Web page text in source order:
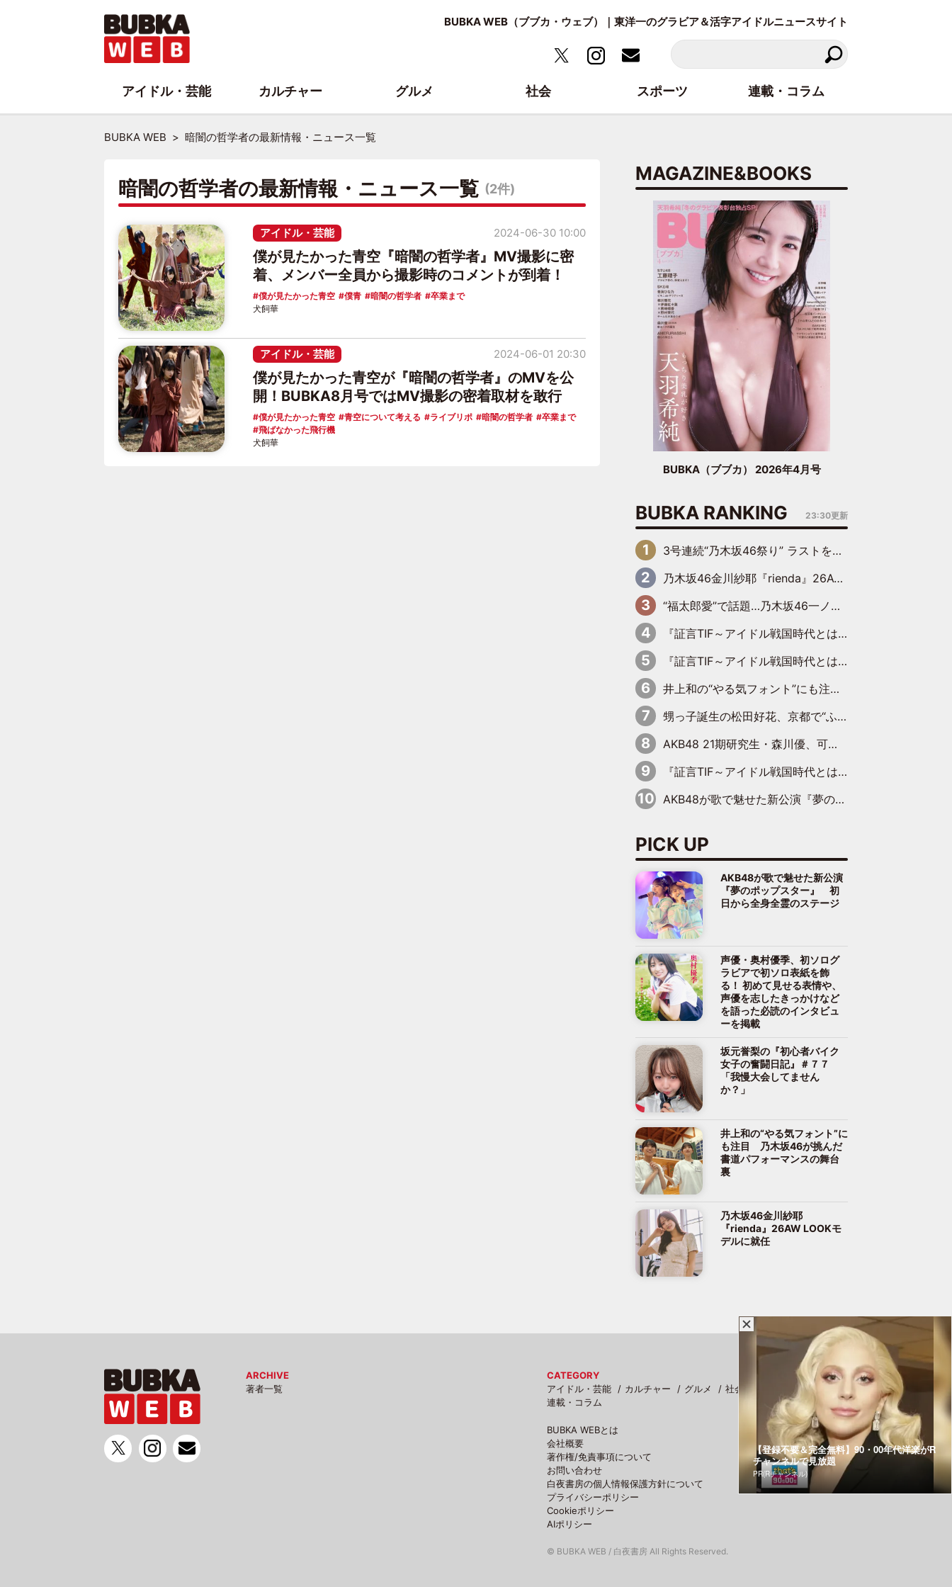
BUBKA WEB（ブブカ・ウェブ）｜東洋一のグラビア＆活字アイドルニュースサイト
BUBKA WEB 暗闇の哲学者の最新情報・ニュース一覧
暗闇の哲学者の最新情報・ニュース一覧 (2件)
アイドル・芸能
僕が見たかった青空『暗闇の哲学者』MV撮影に密
着、メンバー全員から撮影時のコメントが到着！
僕が見たかった青空 僕青 暗闇の哲学者 卒業まで
2024-06-30 10:00
犬飼華
アイドル・芸能
僕が見たかった青空が『暗闇の哲学者』のMVを公
開！BUBKA8月号ではMV撮影の密着取材を敢行
僕が見たかった青空 青空について考える ライブリポ 暗闇の哲学者
卒業まで
飛ばなかった飛行機
2024-06-01 20:30
犬飼華
MAGAZINE&BOOKS
BUBKA（ブブカ） 2026年4月号
BUBKA RANKING 23:30更新
3号連続“乃木坂46祭り” ラストを飾るのは賀喜遥香…5年ぶりの登場に「5年分大人になった私を見ていただけたら」
乃木坂46金川紗耶『rienda』26AW LOOKモデルに就任
“福太郎愛”で話題…乃木坂46一ノ瀬美空、地元福岡『めんべい25周年トップサポーター』に就任
『証言TIF～アイドル戦国時代とはなんだったのか～』第6回：でんぱ組.inc・古川未鈴×相沢梨紗「『ハロプロやりたかったな』って言ったら、夢眠ねむさんに『てめえはでんぱ組．incなんだよ！』って肩パンされて(笑)」
『証言TIF～アイドル戦国時代とはなんだったのか～』第11回：私立恵比寿中学・真山りか×安本彩花「TIFで10年ぶりのキョンシーメイクをしたら、場を完全に引かせてしまって。時代が変わったんだなって」
井上和の“やる気フォント”にも注目 乃木坂46が挑んだ書道パフォーマンスの舞台裏
甥っ子誕生の松田好花、京都で“ふたつの家族”をはしご！ “母”黒谷友香に見送られ、“父”松岡昌宏とはハシゴ酒
AKB48 21期研究生・森川優、可愛さもある大人の女性に
『証言TIF～アイドル戦国時代とはなんだったのか～』第10回：さくら学院・武藤彩未×飯田らうら「正直、中3で辞めるというのを信じてなくて。そう言われてはいたけど、嘘でしょって」
AKB48が歌で魅せた新公演『夢のポップスター』 初日から全身全霊のステージ
PICK UP
AKB48が歌で魅せた新公演
『夢のポップスター』 初
日から全身全霊のステージ
声優・奥村優季、初ソログ
ラビアで初ソロ表紙を飾
る！ 初めて見せる表情や、
声優を志したきっかけなど
を語った必読のインタビュ
ーを掲載
坂元誉梨の『初心者バイク
女子の奮闘日記』＃７７
「我慢大会してません
か？」
井上和の“やる気フォント”に
も注目 乃木坂46が挑んだ
書道パフォーマンスの舞台
裏
乃木坂46金川紗耶
『rienda』26AW LOOKモ
デルに就任
ARCHIVE
著者一覧
CATEGORY
アイドル・芸能
カルチャー グルメ 社会
連載・コラム
BUBKA WEBとは
会社概要
著作権/免責事項について
お問い合わせ
白夜書房の個人情報保護方針について
プライバシーポリシー
Cookieポリシー
AIポリシー
© BUBKA WEB / 白夜書房 All Rights Reserved.
アイドル・芸能 カルチャー グルメ 社会 スポーツ 連載・コラム
【登録不要＆完全無料】90・00年代洋楽がR
チャンネルで見放題
PR(Rチャンネル)